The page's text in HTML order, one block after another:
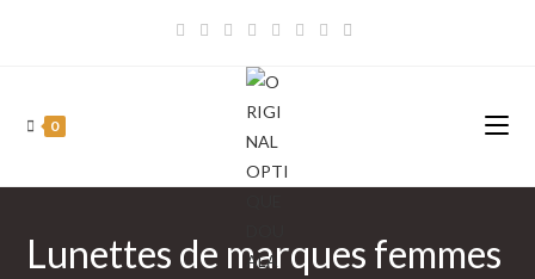
0
Lunettes de marques femmes